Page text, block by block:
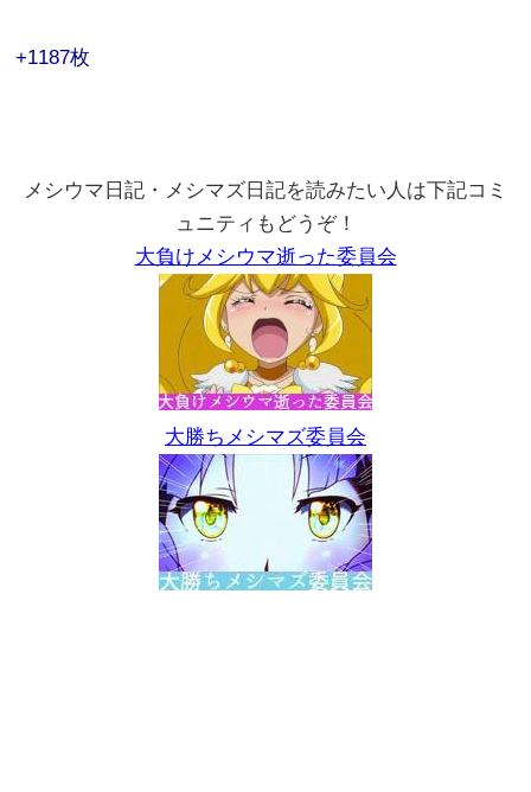
+1187枚
メシウマ日記・メシマズ日記を読みたい人は下記コミ
ュニティもどうぞ！
大負けメシウマ逝った委員会
大勝ちメシマズ委員会